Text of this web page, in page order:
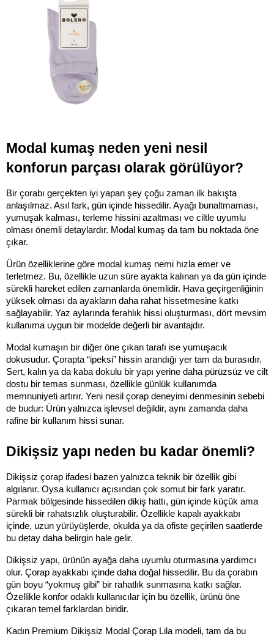
Modal kumaş neden yeni nesil
konforun parçası olarak görülüyor?
Bir çorabı gerçekten iyi yapan şey çoğu zaman ilk bakışta
anlaşılmaz. Asıl fark, gün içinde hissedilir. Ayağı bunaltmaması,
yumuşak kalması, terleme hissini azaltması ve ciltle uyumlu
olması önemli detaylardır. Modal kumaş da tam bu noktada öne
çıkar.
Ürün özelliklerine göre modal kumaş nemi hızla emer ve
terletmez. Bu, özellikle uzun süre ayakta kalınan ya da gün içinde
sürekli hareket edilen zamanlarda önemlidir. Hava geçirgenliğinin
yüksek olması da ayakların daha rahat hissetmesine katkı
sağlayabilir. Yaz aylarında ferahlık hissi oluşturması, dört mevsim
kullanıma uygun bir modelde değerli bir avantajdır.
Modal kumaşın bir diğer öne çıkan tarafı ise yumuşacık
dokusudur. Çorapta “ipeksi” hissin arandığı yer tam da burasıdır.
Sert, kalın ya da kaba dokulu bir yapı yerine daha pürüzsüz ve cilt
dostu bir temas sunması, özellikle günlük kullanımda
memnuniyeti artırır. Yeni nesil çorap deneyimi denmesinin sebebi
de budur: Ürün yalnızca işlevsel değildir, aynı zamanda daha
rafine bir kullanım hissi sunar.
Dikişsiz yapı neden bu kadar önemli?
Dikişsiz çorap ifadesi bazen yalnızca teknik bir özellik gibi
algılanır. Oysa kullanıcı açısından çok somut bir fark yaratır.
Parmak bölgesinde hissedilen dikiş hattı, gün içinde küçük ama
sürekli bir rahatsızlık oluşturabilir. Özellikle kapalı ayakkabı
içinde, uzun yürüyüşlerde, okulda ya da ofiste geçirilen saatlerde
bu detay daha belirgin hale gelir.
Dikişsiz yapı, ürünün ayağa daha uyumlu oturmasına yardımcı
olur. Çorap ayakkabı içinde daha doğal hissedilir. Bu da çorabın
gün boyu “yokmuş gibi” bir rahatlık sunmasına katkı sağlar.
Özellikle konfor odaklı kullanıcılar için bu özellik, ürünü öne
çıkaran temel farklardan biridir.
Kadın Premium Dikişsiz Modal Çorap Lila modeli, tam da bu